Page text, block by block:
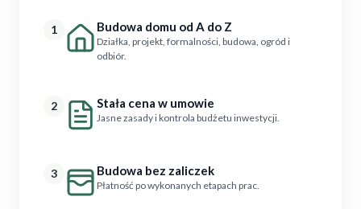
1 Budowa domu od A do Z
Działka, projekt, formalności, budowa, ogród i
odbiór.
2 Stała cena w umowie
Jasne zasady i kontrola budżetu inwestycji.
3 Budowa bez zaliczek
Płatność po wykonanych etapach prac.